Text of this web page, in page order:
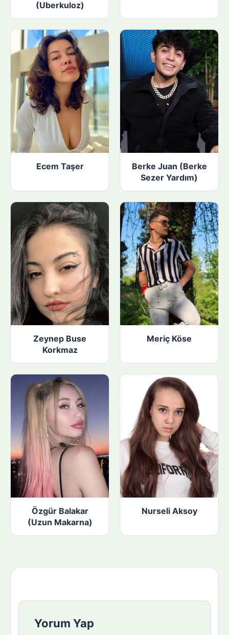
(Uberkuloz)
Ecem Taşer
Berke Juan (Berke
Sezer Yardım)
Zeynep Buse
Korkmaz
Meriç Köse
Özgür Balakar
(Uzun Makarna)
Nurseli Aksoy
Yorum Yap